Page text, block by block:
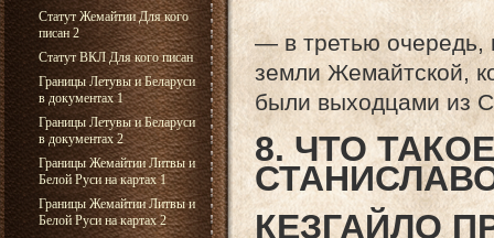
Статут Жемайтии Для кого
писан 2
Статут ВКЛ Для кого писан
Границы Летувы и Беларуси
в документах 1
Границы Летувы и Беларуси
в документах 2
Границы Жемайтии Литвы и
Белой Руси на картах 1
Границы Жемайтии Литвы и
Белой Руси на картах 2
— в третью очередь,
земли Жемайтской,
были выходцами из
8. ЧТО
КЕЗГАЙЛО